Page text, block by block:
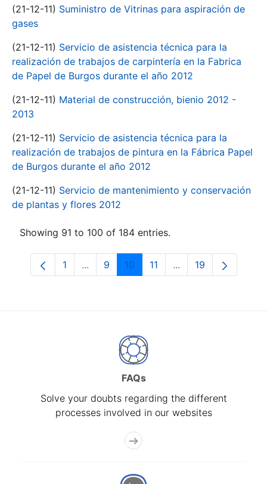
(21-12-11) Suministro de Vitrinas para aspiración de
gases
(21-12-11) Servicio de asistencia técnica para la
realización de trabajos de carpintería en la Fabrica
de Papel de Burgos durante el año 2012
(21-12-11) Material de construcción, bienio 2012 -
2013
(21-12-11) Servicio de asistencia técnica para la
realización de trabajos de pintura en la Fábrica Papel
de Burgos durante el año 2012
(21-12-11) Servicio de mantenimiento y conservación
de plantas y flores 2012
Showing 91 to 100 of 184 entries.
Page
1 ...Intermediate Pages Use TAB to
Page
9 Page
10 Page
11 ...Intermediate Pages
Page
19
FAQs
Solve your doubts regarding the different
processes involved in our websites